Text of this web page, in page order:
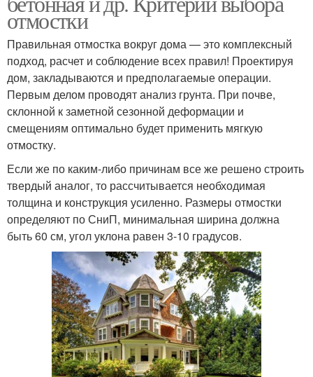
отмостки
Правильная отмостка вокруг дома — это комплексный
подход, расчет и соблюдение всех правил! Проектируя
дом, закладываются и предполагаемые операции.
Первым делом проводят анализ грунта. При почве,
склонной к заметной сезонной деформации и
смещениям оптимально будет применить мягкую
отмостку.
Если же по каким-либо причинам все же решено строить
твердый аналог, то рассчитывается необходимая
толщина и конструкция усиленно. Размеры отмостки
определяют по СниП, минимальная ширина должна
быть 60 см, угол уклона равен 3-10 градусов.